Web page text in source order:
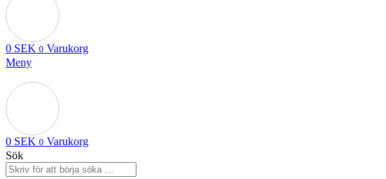
0 SEK 0 Varukorg
Meny
0 SEK 0 Varukorg
Sök